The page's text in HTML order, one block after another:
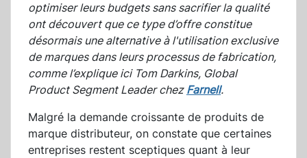
optimiser leurs budgets sans sacrifier la qualité
ont découvert que ce type d’offre constitue
désormais une alternative à l'utilisation exclusive
de marques dans leurs processus de fabrication,
comme l’explique ici Tom Darkins, Global
Product Segment Leader chez Farnell.
Malgré la demande croissante de produits de
marque distributeur, on constate que certaines
entreprises restent sceptiques quant à leur